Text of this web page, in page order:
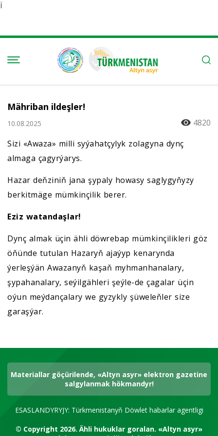
Ï
Mähriban ildeşler!
10.08.2025
4820
Sizi «Awaza» milli syýahatçylyk zolagyna dynç
almaga çagyrýarys.
Hazar deňziniň jana şypaly howasy saglygyňyzy
berkitmäge mümkinçilik berer.
Eziz watandaşlar!
Dynç almak üçin ähli döwrebap mümkinçilikleri göz
öňünde tutulan Hazaryň ajaýyp kenarynda
ýerleşýän Awazanyň kaşaň myhmanhanalary,
şypahanalary, seýilgähleri şeýle-de çagalar üçin
oýun meýdançalary we gyzykly şüweleňler size
garaşýar.
Materiallar göçürilende, «Altyn asyr» elektron gazetine
salgylanmak hökmandyr!
ESASLANDYRYJY: Türkmenistanyň Döwlet habarlar agentligi
© Copyright 2026.Ähli hukuklar goralan. «Altyn asyr»